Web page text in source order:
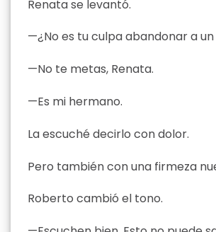
Renata se levantó.
—¿No es tu culpa abandonar a un
—No te metas, Renata.
—Es mi hermano.
La escuché decirlo con dolor.
Pero también con una firmeza
Roberto cambió el tono.